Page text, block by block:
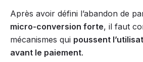
Après avoir défini l’abandon de
micro-conversion forte, il faut
mécanismes qui poussent
avant le paiement.